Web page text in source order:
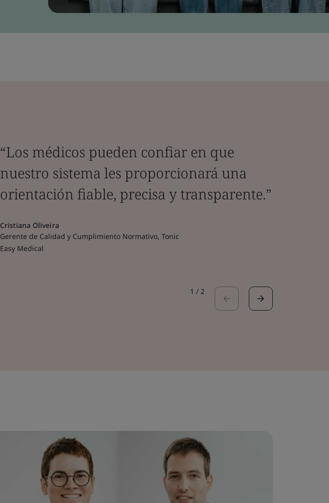
“Los médicos pueden confiar en que
nuestro sistema les proporcionará una
orientación fiable, precisa y transparente.”
Cristiana Oliveira
Gerente de Calidad y Cumplimiento Normativo, Tonic
Easy Medical
1 / 2